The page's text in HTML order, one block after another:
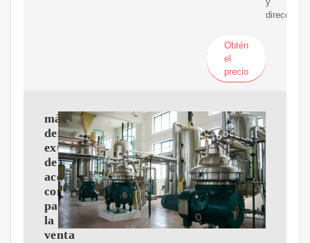
dirección.
Obtén
el
precio
máquina
de
extracción
de
aceite
comestible
para
la
venta